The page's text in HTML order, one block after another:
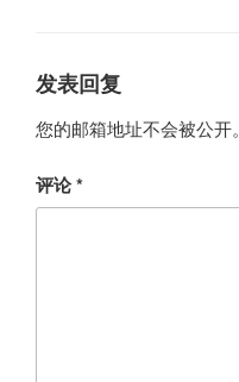
发表回复
您的邮箱地址不会被公开。
评论*